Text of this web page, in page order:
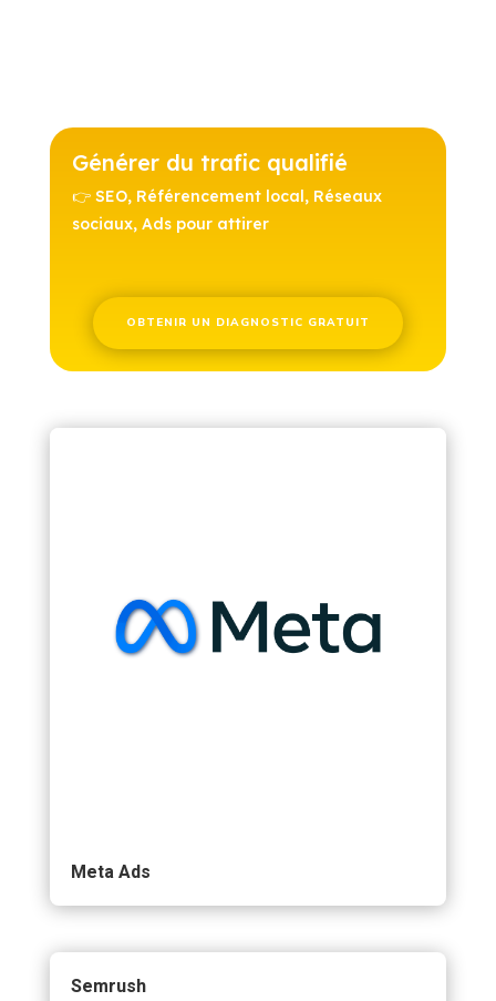
Générer du trafic qualifié
👉 SEO, Référencement local, Réseaux
sociaux, Ads pour attirer
OBTENIR UN DIAGNOSTIC GRATUIT
Meta Ads
Semrush